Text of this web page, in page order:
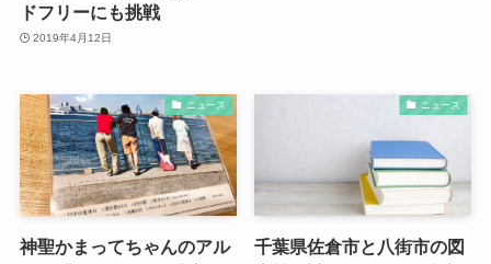
ドフリーにも挑戦
2019年4月12日
ニュース
神聖かまってちゃんのアル
ニュース
千葉県佐倉市と八街市の図